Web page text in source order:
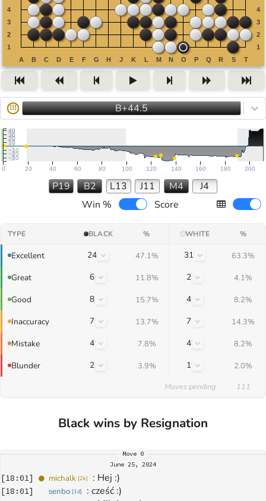
III B+44.5
0 20 40 60 80 100 120 140 160 180 200
−30
−20
−10
10
20
30
40
P19 B2 L13 J11 M4
J4
Win %
Score
TYPE BLACK % WHITE %
Excellent 24 47.1% 31 63.3%
Great 6 11.8% 2 4.1%
Good 8 15.7% 4 8.2%
Inaccuracy 7 13.7% 7 14.3%
Mistake 4 7.8% 4 8.2%
Blunder 2 3.9% 1
2.0%
Moves pending
111
Black wins by Resignation
Move 0
June 25, 2024
[18:01] michalk [2k] : Hej :)
[18:01] senbo [1d] : cześć :)